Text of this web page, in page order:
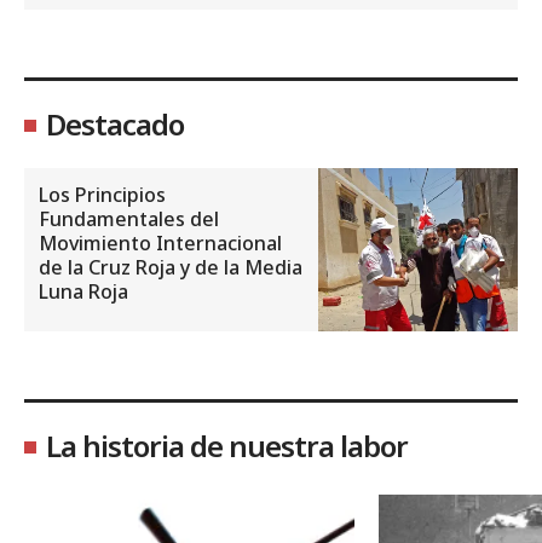
Destacado
Los Principios
Fundamentales del
Movimiento Internacional
de la Cruz Roja y de la Media
Luna Roja
La historia de nuestra labor